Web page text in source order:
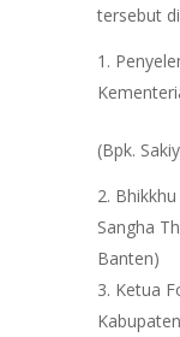
tersebut
(Bpk.
Sangha
Banten)
Ketua